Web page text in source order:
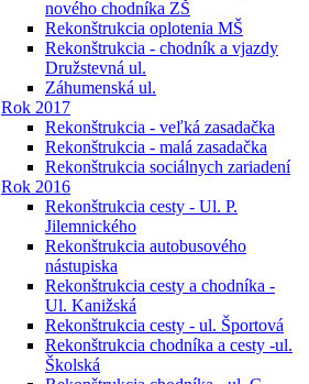
nového chodníka ZŠ
Rekonštrukcia oplotenia MŠ
Rekonštrukcia - chodník a vjazdy
Družstevná ul.
Záhumenská ul.
Rok 2017
Rekonštrukcia - veľká zasadačka
Rekonštrukcia - malá zasadačka
Rekonštrukcia sociálnych zariadení
Rok 2016
Rekonštrukcia cesty - Ul. P.
Jilemnického
Rekonštrukcia autobusového
nástupiska
Rekonštrukcia cesty a chodníka -
Ul. Kanižská
Rekonštrukcia cesty - ul. Športová
Rekonštrukcia chodníka a cesty -ul.
Školská